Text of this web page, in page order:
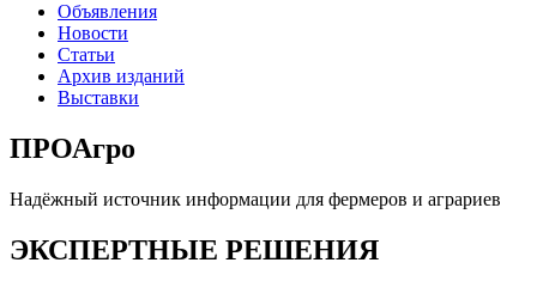
Объявления
Новости
Статьи
Архив изданий
Выставки
ПРОАгро
Надёжный источник информации для фермеров и аграриев
ЭКСПЕРТНЫЕ РЕШЕНИЯ